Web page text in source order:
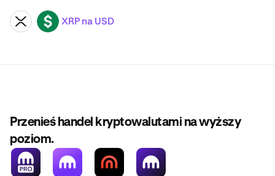
XRP USD XRP na USD
Przenieś handel kryptowalutami na wyższy
poziom.